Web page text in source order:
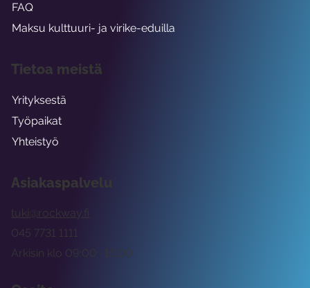
Asiakaspalvelu
tuki@rockway.fi
Arkisin klo 09:00 -15:00
045 7731 1111
FAQ
Maksu kulttuuri- ja virike-eduilla
Tietoa meistä
Yrityksestä
Työpaikat
Yhteistyö